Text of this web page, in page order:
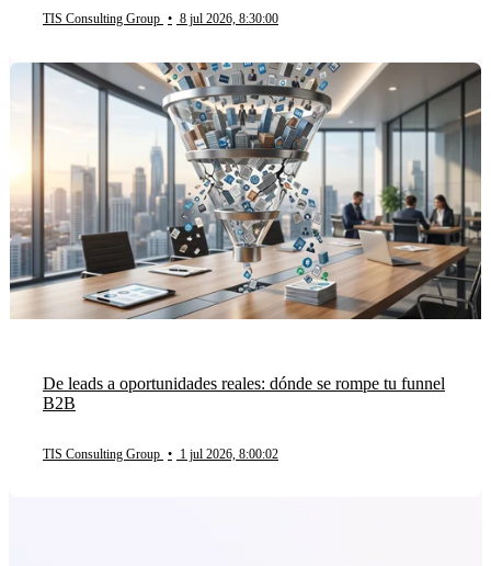
TIS Consulting Group • 8 jul 2026, 8:30:00
De leads a oportunidades reales: dónde se rompe tu funnel
B2B
TIS Consulting Group • 1 jul 2026, 8:00:02